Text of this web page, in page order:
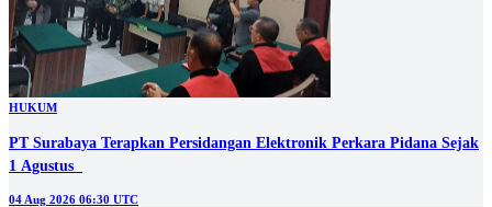
HUKUM
PT Surabaya Terapkan Persidangan Elektronik Perkara Pidana Sejak
1 Agustus
04 Aug 2026 06:30 UTC